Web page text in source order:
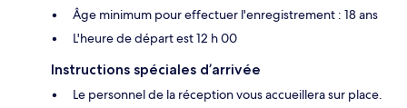
Âge minimum pour effectuer l'enregistrement : 18 ans
L'heure de départ est 12 h 00
Instructions spéciales d’arrivée
Le personnel de la réception vous accueillera sur place.